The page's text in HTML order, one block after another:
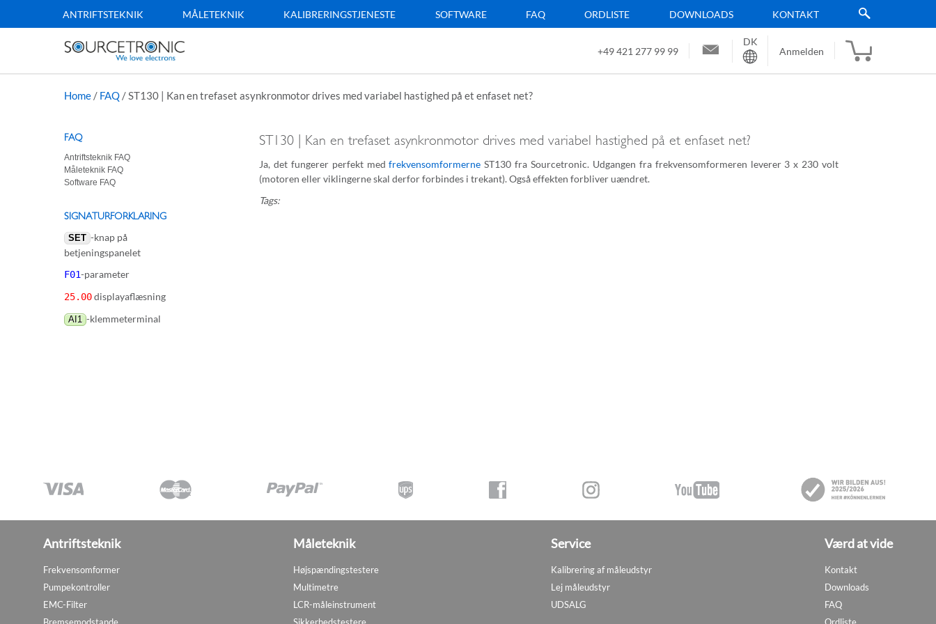
ANTRIFTSTEKNIK MÅLETEKNIK KALIBRERINGSTJENESTE SOFTWARE FAQ ORDLISTE DOWNLOADS KONTAKT
+49 421 277 99 99
Sprache
DK
Anmelden
Home / FAQ /ST130 | Kan en trefaset asynkronmotor drives med variabel hastighed på et enfaset net?
ST130 | Kan en trefaset asynkronmotor drives med variabel hastighed på et enfaset net?
Ja, det fungerer perfekt medfrekvensomformerne ST130 fra Sourcetronic. Udgangen fra frekvensomformeren leverer 3 x 230 volt
(motoren eller viklingerne skal derfor forbindes i trekant). Også effekten forbliver uændret.
Tags:
FAQ
Antriftsteknik FAQ
Måleteknik FAQ
Software FAQ
SIGNATURFORKLARING
SET -knap på
betjeningspanelet
F01-parameter
25.00displayaflæsning
AI1 -klemmeterminal
Antriftsteknik
Frekvensomformer
Pumpekontroller
EMC-Filter
Måleteknik
Højspændingstestere
Multimetre
LCR-måleinstrument
Service
Kalibrering af måleudstyr
Lej måleudstyr
UDSALG
Værd at vide
Kontakt
Downloads
FAQ